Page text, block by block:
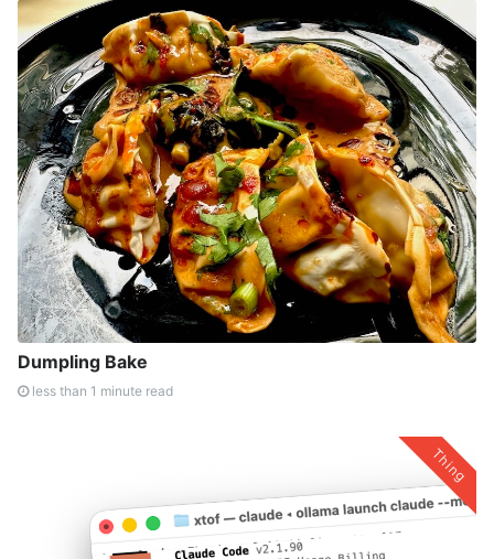
Dumpling Bake
less than 1 minute read
Thing